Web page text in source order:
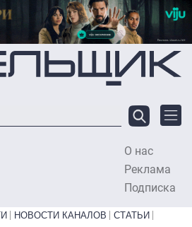
О нас
Реклама
Подписка
НОВОСТИ КАНАЛОВ
СТАТЬИ